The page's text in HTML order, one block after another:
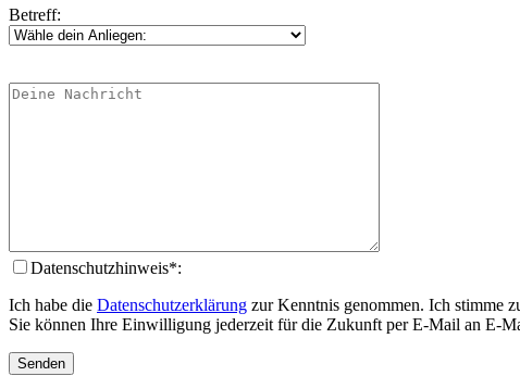
Betreff:
Datenschutzhinweis*:
Ich habe die Datenschutzerklärung zur Kenntnis genommen. Ich stimme
Sie können Ihre Einwilligung jederzeit für die Zukunft per E-Mail an E-